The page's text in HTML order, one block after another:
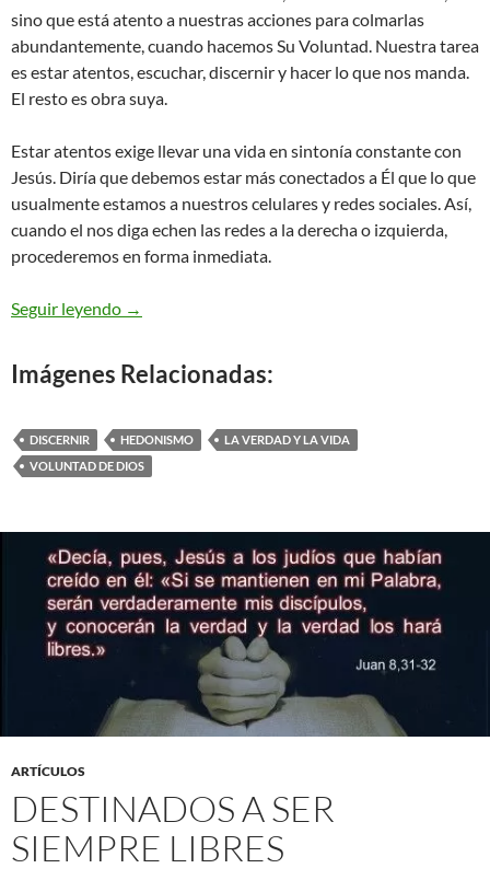
sino que está atento a nuestras acciones para colmarlas
abundantemente, cuando hacemos Su Voluntad. Nuestra tarea
es estar atentos, escuchar, discernir y hacer lo que nos manda.
El resto es obra suya.
Estar atentos exige llevar una vida en sintonía constante con
Jesús. Diría que debemos estar más conectados a Él que lo que
usualmente estamos a nuestros celulares y redes sociales. Así,
cuando el nos diga echen las redes a la derecha o izquierda,
procederemos en forma inmediata.
Seguir leyendo Juan 21,1-14 – Echen la red
→
Imágenes Relacionadas:
DISCERNIR HEDONISMO
LA VERDAD Y LA VIDA
VOLUNTAD DE DIOS
ARTÍCULOS
DESTINADOS A SER
SIEMPRE LIBRES